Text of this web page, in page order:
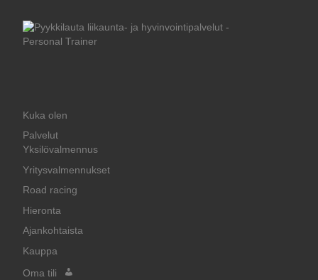
Kuka olen
Palvelut
Yksilövalmennus
Yritysvalmennukset
Road racing
Hieronta
Ajankohtaista
Kauppa
Oma tili